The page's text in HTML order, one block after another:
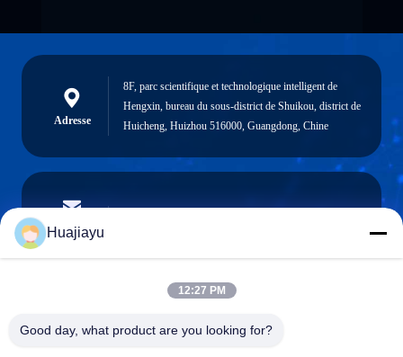
Adresse
8F, parc scientifique et technologique intelligent de
Hengxin, bureau du sous-district de Shuikou, district de
Huicheng, Huizhou 516000, Guangdong, Chine
Email
Téléphone
Huajiayu
12:27 PM
Good day, what product are you looking for?